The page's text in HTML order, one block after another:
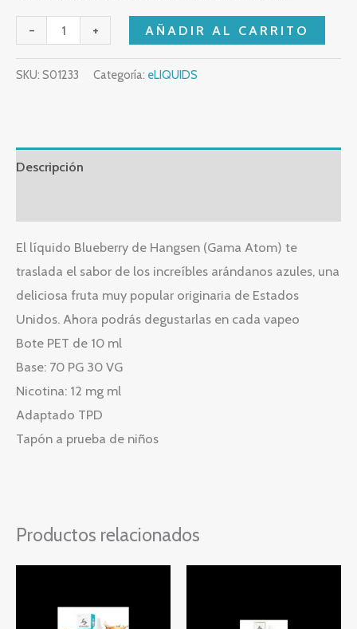
- + AÑADIR AL CARRITO
SKU: S01233 Categoría: eLIQUIDS
Descripción
El líquido Blueberry de Hangsen (Gama Atom) te
traslada el sabor de los increíbles arándanos azules, una
deliciosa fruta muy popular originaria de Estados
Unidos. Ahora podrás degustarlas en cada vapeo
Bote PET de 10 ml
Base: 70 PG 30 VG
Nicotina: 12 mg ml
Adaptado TPD
Tapón a prueba de niños
Productos relacionados